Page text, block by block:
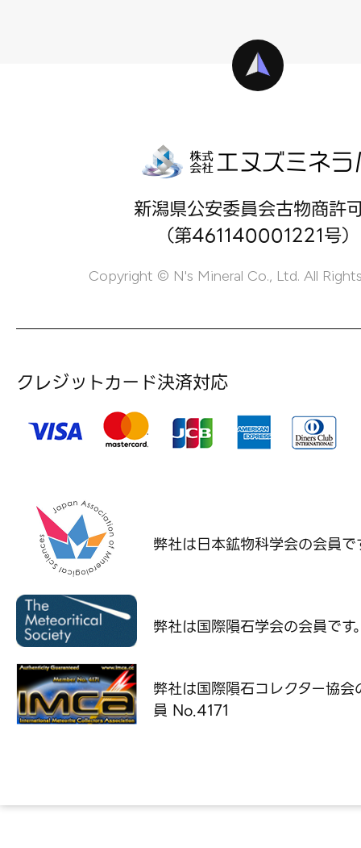
新潟県公安委員会古物商許
（第461140001221号）
Copyright © N's Mineral Co., Ltd. All
クレジットカード決済対応
弊社は日本鉱物科学会の会員で
弊社は国際隕石学会の会員です
弊社は国際隕石コレクター協会
員 No.4171